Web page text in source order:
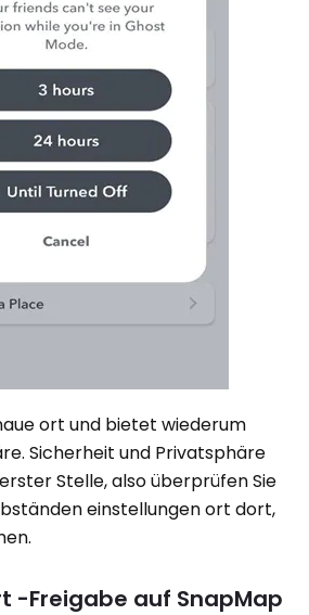
ort und bietet wiederum
Sicherheit und Privatsphäre
Stelle, also überprüfen Sie
einstellungen ort dort,
-Freigabe auf SnapMap